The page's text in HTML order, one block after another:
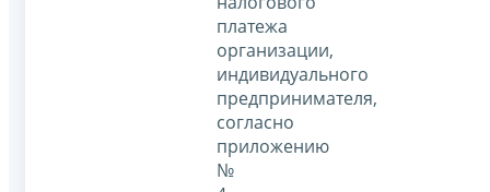
платежа
организации,
индивидуального
предпринимателя,
согласно
приложению
№